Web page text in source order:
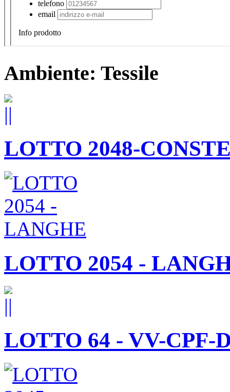
Ambiente: Tessile
LOTTO 2048-
LOTTO 2054 -
LOTTO 64 - VV-CPF-